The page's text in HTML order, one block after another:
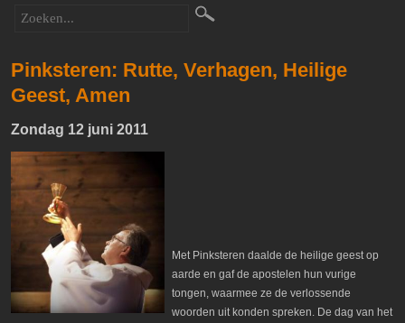
Pinksteren: Rutte, Verhagen, Heilige
Geest, Amen
Zondag 12 juni 2011
Met Pinksteren daalde de heilige geest op
aarde en gaf de apostelen hun vurige
tongen, waarmee ze de verlossende
woorden uit konden spreken. De dag van het